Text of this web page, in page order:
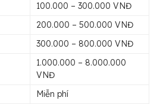
100.000 – 300.000 VNĐ
200.000 – 500.000 VNĐ
300.000 – 800.000 VNĐ
1.000.000 – 8.000.000
VNĐ
Miễn phí